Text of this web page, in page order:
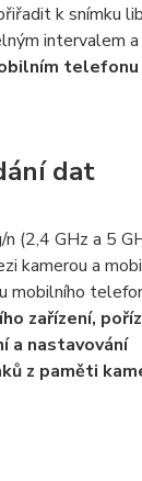
k snímku
intervalem
telefonu
dat
(2,4 GHz a 5
kamerou a
mobilního
zařízení,
a nastavování
z paměti